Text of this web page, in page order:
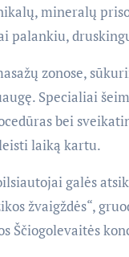
mineralų
palankiu,
zonose,
Specialiai
bei
laiką kartu.
galės
žvaigždės“,
Ščiogolevaitės